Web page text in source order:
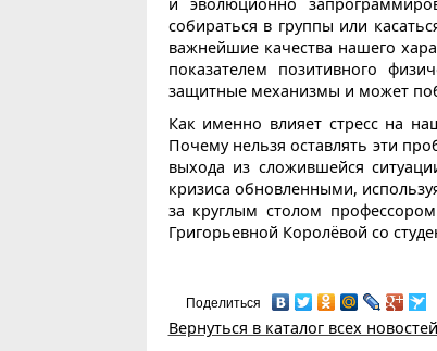
собираться в группы или
важнейшие качества нашего
показателем позитивного
защитные механизмы и может
Как именно влияет стресс на
Почему нельзя оставлять эти
выхода из сложившейся
кризиса обновленными,
за круглым столом
Григорьевной Королёвой со
Поделиться
Вернуться в каталог всех новостей